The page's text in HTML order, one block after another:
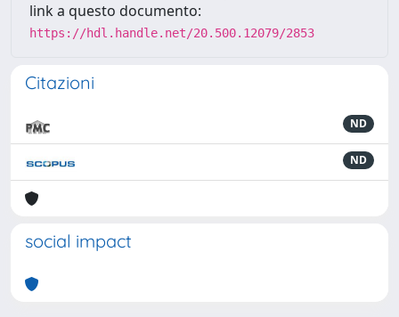
link a questo documento:
https://hdl.handle.net/20.500.12079/2853
Citazioni
ND
ND
social impact